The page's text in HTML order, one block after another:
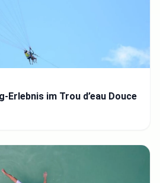
Erlebnis im Trou d’eau Douce